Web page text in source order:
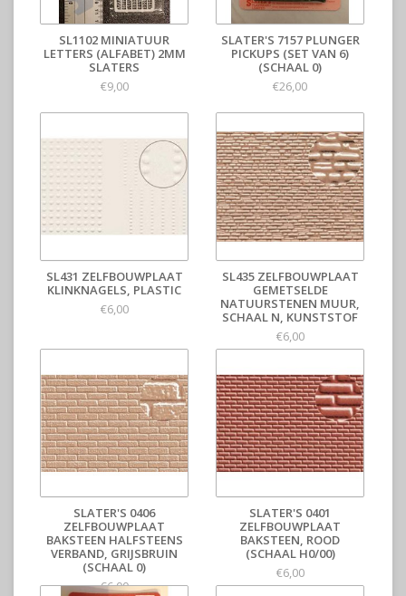
SL1102 MINIATUUR
LETTERS (ALFABET) 2MM
SLATERS
€9,00
SLATER'S 7157 PLUNGER
PICKUPS (SET VAN 6)
(SCHAAL 0)
€26,00
SL431 ZELFBOUWPLAAT
KLINKNAGELS, PLASTIC
€6,00
SL435 ZELFBOUWPLAAT
GEMETSELDE
NATUURSTENEN MUUR,
SCHAAL N, KUNSTSTOF
€6,00
SLATER'S 0406
ZELFBOUWPLAAT
BAKSTEEN HALFSTEENS
VERBAND, GRIJSBRUIN
(SCHAAL 0)
€6,00
SLATER'S 0401
ZELFBOUWPLAAT
BAKSTEEN, ROOD
(SCHAAL H0/00)
€6,00